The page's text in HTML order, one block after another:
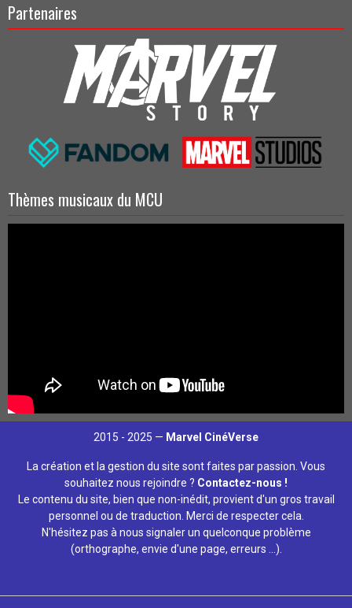
Partenaires
Thèmes musicaux du MCU
2015 - 2025 — Marvel CinéVerse
La création et la gestion du site sont faites par passion. Vous
souhaitez nous rejoindre ? Contactez-nous !
Le contenu du site, bien que non-inédit, provient d'un gros travail
personnel ou de traduction. Merci de respecter cela.
N'hésitez pas à nous signaler un quelconque problème
(orthographe, envie d'une page, erreurs ...).